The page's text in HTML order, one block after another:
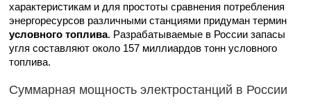
характеристикам и для простоты сравнения потребления
энергоресурсов различными станциями придуман термин
условного топлива. Разрабатываемые в России запасы
угля составляют около 157 миллиардов тонн условного
топлива.
Суммарная мощность электростанций в России